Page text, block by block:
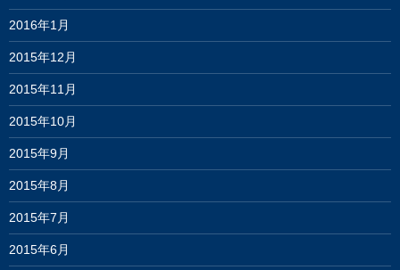
2016年1月
2015年12月
2015年11月
2015年10月
2015年9月
2015年8月
2015年7月
2015年6月